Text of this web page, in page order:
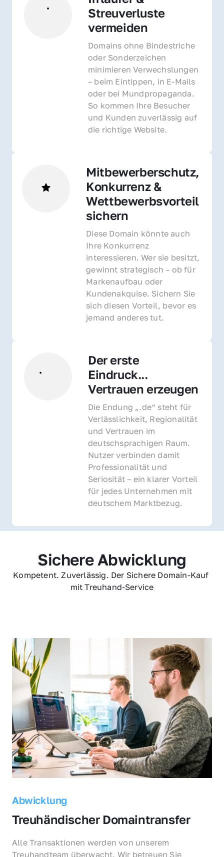
Streuverluste
vermeiden
Domains ohne Bindestriche
oder Sonderzeichen
minimieren Verwechslungen
– beim Eintippen, in E-Mails
oder bei Mundpropaganda.
So kommen Ihre Besucher
und Kunden zuverlässig auf
die richtige Website.
Mitbewerberschutz,
Konkurrenz &
Wettbewerbsvorteil
sichern
Diese Domain könnte auch
Ihre Konkurrenz
interessieren. Wer sie besitzt,
gewinnt strategisch – ob für
Markenaufbau oder
Kundenakquise. Sichern Sie
sich diesen Vorteil, bevor es
jemand anderes tut.
Der erste
Eindruck...
Vertrauen erzeugen
Die Endung „.de“ steht für
Verlässlichkeit, Regionalität
und Vertrauen im
deutschsprachigen Raum.
Nutzer verbinden damit
Professionalität und
Seriosität – ein klarer Vorteil
für jedes Unternehmen mit
deutschem Marktbezug.
Sichere Abwicklung
Kompetent. Zuverlässig. Der Sichere Domain-Kauf
mit Treuhand-Service
Abwicklung
Treuhändischer Domaintransfer
Alle Transaktionen werden von unserem
Treuhandteam überwacht. Wir betreuen Sie